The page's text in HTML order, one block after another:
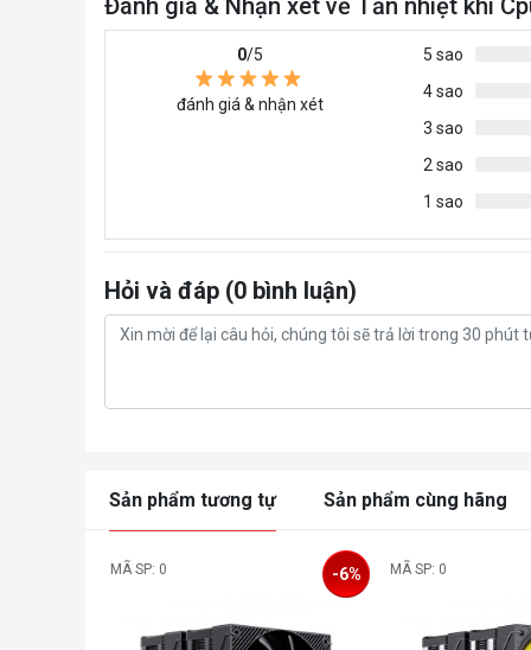
0/5
đánh giá & nhận xét
5 sao
4 sao
3 sao
2 sao
1 sao
Hỏi và đáp (0 bình luận)
Sản phẩm tương tự Sản phẩm cùng hãng
MÃ SP: 0 -6% MÃ SP: 0